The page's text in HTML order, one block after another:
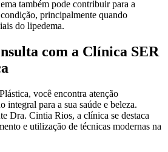
também pode contribuir para a
principalmente quando
do lipedema.
com a Clínica SER
você encontra atenção
integral para a sua saúde e beleza.
Dra. Cintia Rios, a clínica se destaca
e utilização de técnicas modernas na